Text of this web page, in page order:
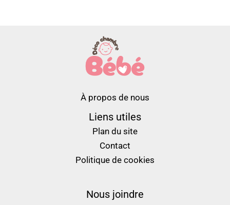
À propos de nous
Liens utiles
Plan du site
Contact
Politique de cookies
Nous joindre